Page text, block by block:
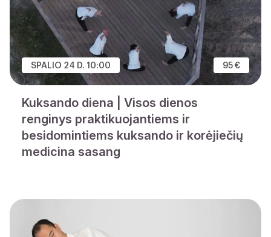
SPALIO 24 D. 10:00 95 €
Kuksando diena | Visos dienos
renginys praktikuojantiems ir
besidomintiems kuksando ir korėjiečių
medicina sasang